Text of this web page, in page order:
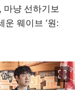
마냥 선하기보
운 웨이브 ‘원: